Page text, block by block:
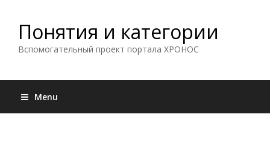
Понятия и категории
Вспомогательный проект портала ХРОНОС
Menu